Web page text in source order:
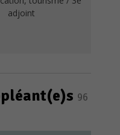
adjoint
96